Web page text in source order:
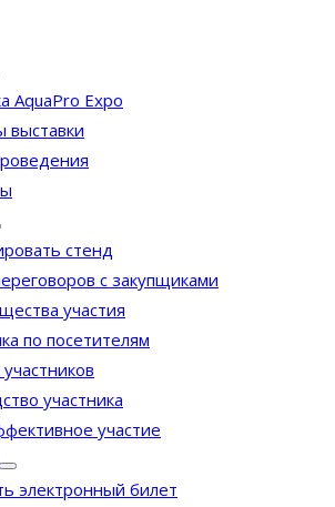
AquaPro Expo
выставки
стенд
с закупщиками
участия
по посетителям
участника
участие
электронный билет